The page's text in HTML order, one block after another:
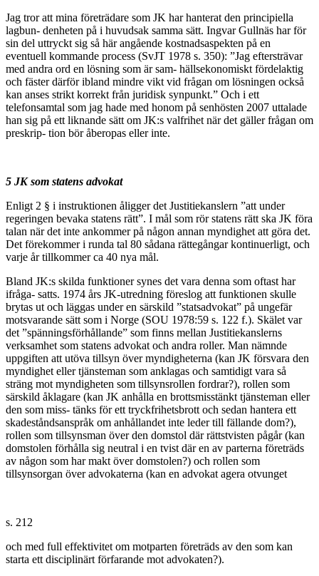
Jag tror att mina företrädare som JK har hanterat den principiella
lagbun- denheten på i huvudsak samma sätt. Ingvar Gullnäs har för
sin del uttryckt sig så här angående kostnadsaspekten på en
eventuell kommande process (SvJT 1978 s. 350): ”Jag eftersträvar
med andra ord en lösning som är sam- hällsekonomiskt fördelaktig
och fäster därför ibland mindre vikt vid frågan om lösningen också
kan anses strikt korrekt från juridisk synpunkt.” Och i ett
telefonsamtal som jag hade med honom på senhösten 2007 uttalade
han sig på ett liknande sätt om JK:s valfrihet när det gäller frågan om
preskrip- tion bör åberopas eller inte.
5 JK som statens advokat
Enligt 2 § i instruktionen åligger det Justitiekanslern ”att under
regeringen bevaka statens rätt”. I mål som rör statens rätt ska JK föra
talan när det inte ankommer på någon annan myndighet att göra det.
Det förekommer i runda tal 80 sådana rättegångar kontinuerligt, och
varje år tillkommer ca 40 nya mål.
Bland JK:s skilda funktioner synes det vara denna som oftast har
ifråga- satts. 1974 års JK-utredning föreslog att funktionen skulle
brytas ut och läggas under en särskild ”statsadvokat” på ungefär
motsvarande sätt som i Norge (SOU 1978:59 s. 122 f.). Skälet var
det ”spänningsförhållande” som finns mellan Justitiekanslerns
verksamhet som statens advokat och andra roller. Man nämnde
uppgiften att utöva tillsyn över myndigheterna (kan JK försvara den
myndighet eller tjänsteman som anklagas och samtidigt vara så
sträng mot myndigheten som tillsynsrollen fordrar?), rollen som
särskild åklagare (kan JK anhålla en brottsmisstänkt tjänsteman eller
den som miss- tänks för ett tryckfrihetsbrott och sedan hantera ett
skadeståndsanspråk om anhållandet inte leder till fällande dom?),
rollen som tillsynsman över den domstol där rättstvisten pågår (kan
domstolen förhålla sig neutral i en tvist där en av parterna företräds
av någon som har makt över domstolen?) och rollen som
tillsynsorgan över advokaterna (kan en advokat agera otvunget
s. 212
och med full effektivitet om motparten företräds av den som kan
starta ett disciplinärt förfarande mot advokaten?).